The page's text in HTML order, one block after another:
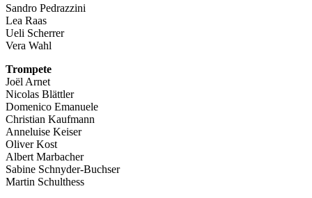
Sandro Pedrazzini
Lea Raas
Ueli Scherrer
Vera Wahl
Trompete
Joël Arnet
Nicolas Blättler
Domenico Emanuele
Christian Kaufmann
Anneluise Keiser
Oliver Kost
Albert Marbacher
Sabine Schnyder-Buchser
Martin Schulthess